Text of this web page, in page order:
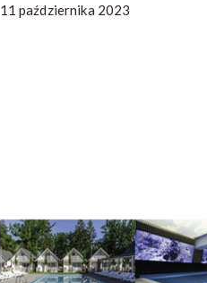
11 października 2023